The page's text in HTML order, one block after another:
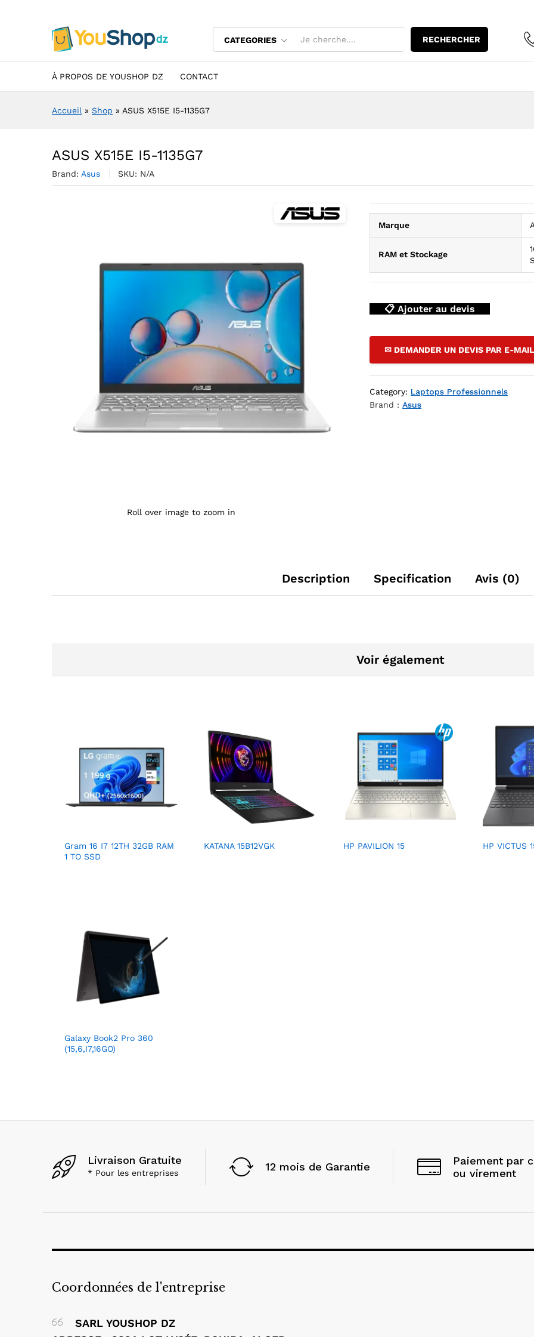
CATEGORIES RECHERCHER
À PROPOS DE YOUSHOP DZ CONTACT
Accueil » Shop » ASUS X515E I5-1135G7
ASUS X515E I5-1135G7
Brand: Asus SKU: N/A
Roll over image to zoom in
Marque
RAM et Stockage
📋 Ajouter au devis
✉ DEMANDER UN DEVIS PAR E-MAIL
Category: Laptops Professionnels
Brand :Asus
Description Specification Avis (0)
Voir également
Gram 16 I7 12TH 32GB RAM
1 TO SSD
KATANA 15B12VGK HP PAVILION 15 HP VICTUS
Galaxy Book2 Pro 360
(15,6,I7,16GO)
Livraison Gratuite
* Pour les entreprises 12 mois de Garantie
Paiement par
ou virement
Coordonnées de l'entreprise
SARL YOUSHOP DZ